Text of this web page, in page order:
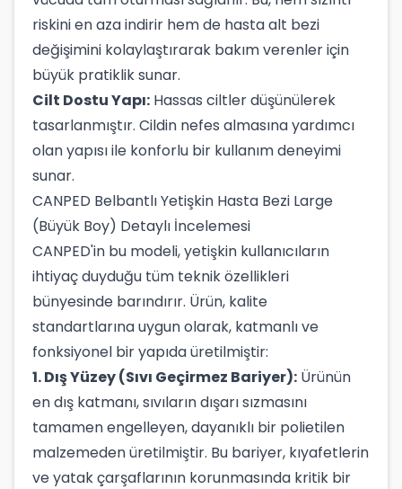
riskini en aza indirir hem de hasta alt bezi
değişimini kolaylaştırarak bakım verenler için
büyük pratiklik sunar.
Cilt Dostu Yapı: Hassas ciltler düşünülerek
tasarlanmıştır. Cildin nefes almasına yardımcı
olan yapısı ile konforlu bir kullanım deneyimi
sunar.
CANPED Belbantlı Yetişkin Hasta Bezi Large
(Büyük Boy) Detaylı İncelemesi
CANPED'in bu modeli, yetişkin kullanıcıların
ihtiyaç duyduğu tüm teknik özellikleri
bünyesinde barındırır. Ürün, kalite
standartlarına uygun olarak, katmanlı ve
fonksiyonel bir yapıda üretilmiştir:
1. Dış Yüzey (Sıvı Geçirmez Bariyer): Ürünün
en dış katmanı, sıvıların dışarı sızmasını
tamamen engelleyen, dayanıklı bir polietilen
malzemeden üretilmiştir. Bu bariyer, kıyafetlerin
ve yatak çarşaflarının korunmasında kritik bir